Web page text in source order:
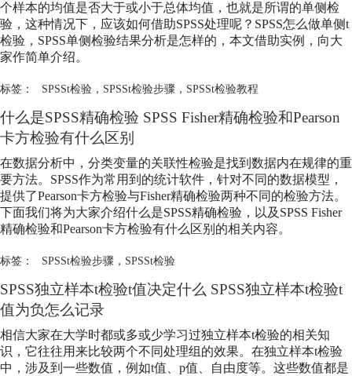
个样本的均值是否大于或小于总体均值，也就是所谓的单侧检
验，这种情况下，应该如何借助SPSS处理呢？SPSS怎么做单侧t
检验，SPSS单侧检验结果分析是怎样的，本文借助实例，向大
家作简单介绍。
标签： SPSSt检验， SPSSt检验步骤， SPSSt检验教程
什么是SPSS精确检验 SPSS Fisher精确检验和Pearson
卡方检验有什么区别
在数据分析中，分类变量的关联性检验是找到数据内在规律的重
要方法。SPSS作为常用到的统计软件，针对不同的数据模型，
提供了Pearson卡方检验与Fisher精确检验两种不同的检验方法。
下面我们将为大家介绍什么是SPSS精确检验，以及SPSS Fisher
精确检验和Pearson卡方检验有什么区别的相关内容。
标签： SPSSt检验步骤， SPSSt检验
SPSS独立样本t检验t值决定什么 SPSS独立样本t检验t
值为负怎么记录
相信大家在大学时都或多或少学习过独立样本t检验的相关知
识，它往往用来比较两个不同处理组的效果。在独立样本t检验
中，涉及到一些数值，例如t值、p值、自由度等。这些数值都是